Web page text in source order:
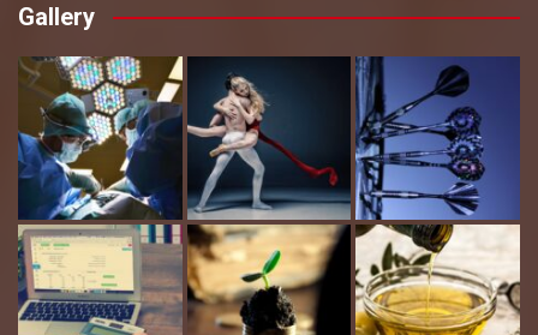
Gallery